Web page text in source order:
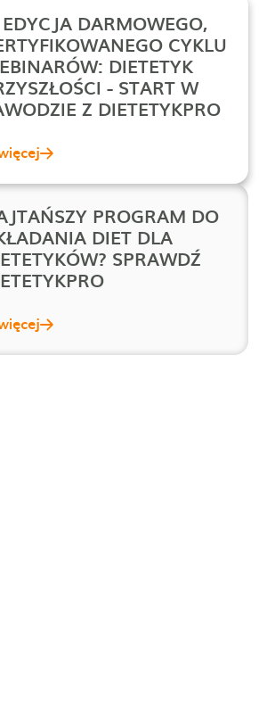
DARMOWEGO,
CYKLU
DIETETYK
- START W
Z DIETETYKPRO
PROGRAM DO
DIET DLA
SPRAWDŹ